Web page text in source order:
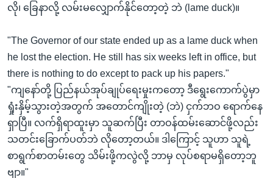
လို၊ ခြေနာလို့ လမ်းမလျှောက်နိုင်တော့တဲ့ ဘဲ (lame duck)။
"The Governor of our state ended up as a lame duck when
he lost the election. He still has six weeks left in office, but
there is nothing to do except to pack up his papers."
"ကျနော်တို့ ပြည်နယ်အုပ်ချုပ်ရေးမှုးကတော့ ဒီရွေးကောက်ပွဲမှာ
ရှုံးနှိမ့်သွားတဲ့အတွက် အတောင်ကျိုးတဲ့ (ဘဲ) ငှက်ဘဝ ရောက်နေ
ရှာပြီ။ လက်ရှိရာထူးမှာ သူဆက်ပြီး တာဝန်ထမ်းဆောင်ဖို့လည်း
သတင်းခြောက်ပတ်ဘဲ လိုတော့တယ်။ ဒါကြောင့် သူဟာ သူရဲ့
စာရွက်စာတမ်းတွေ သိမ်းဖို့ကလွဲလို့ ဘာမှ လုပ်စရာမရှိတော့ဘူ
ဗျာ။"